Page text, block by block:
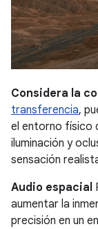
Considera la
transferencia,
el entorno físico
iluminación y
sensación
Audio espacial
aumentar la
precisión en un